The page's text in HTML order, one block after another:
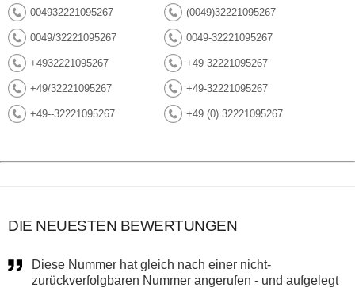
004932221095267 (0049)32221095267
0049/32221095267 0049-32221095267
+4932221095267 +49 32221095267
+49/32221095267 +49-32221095267
+49--32221095267 +49 (0) 32221095267
DIE NEUESTEN BEWERTUNGEN
Diese Nummer hat gleich nach einer nicht-
zurückverfolgbaren Nummer angerufen - und aufgelegt